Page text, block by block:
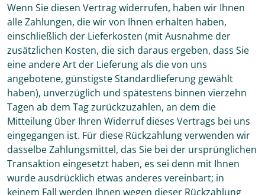
Wenn Sie diesen Vertrag widerrufen, haben wir Ihnen
alle Zahlungen, die wir von Ihnen erhalten haben,
einschließlich der Lieferkosten (mit Ausnahme der
zusätzlichen Kosten, die sich daraus ergeben, dass Sie
eine andere Art der Lieferung als die von uns
angebotene, günstigste Standardlieferung gewählt
haben), unverzüglich und spätestens binnen vierzehn
Tagen ab dem Tag zurückzuzahlen, an dem die
Mitteilung über Ihren Widerruf dieses Vertrags bei uns
eingegangen ist. Für diese Rückzahlung verwenden wir
dasselbe Zahlungsmittel, das Sie bei der ursprünglichen
Transaktion eingesetzt haben, es sei denn mit Ihnen
wurde ausdrücklich etwas anderes vereinbart; in
keinem Fall werden Ihnen wegen dieser Rückzahlung